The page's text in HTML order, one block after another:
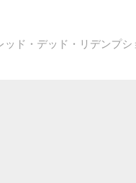
ド・デッド・リデンプ